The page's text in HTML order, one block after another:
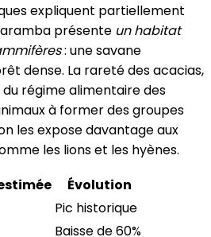
expliquent partiellement
présente un habitat
: une savane
dense. La rareté des acacias,
régime alimentaire des
à former des groupes
les expose davantage aux
les lions et les hyènes.
Évolution
Pic historique
Baisse de 60%